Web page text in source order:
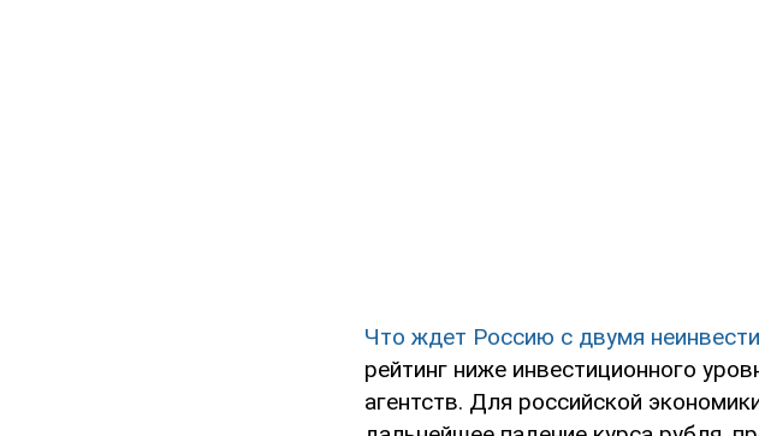
Что ждет Россию с двумя
рейтинг ниже инвестиционного
агентств. Для российской